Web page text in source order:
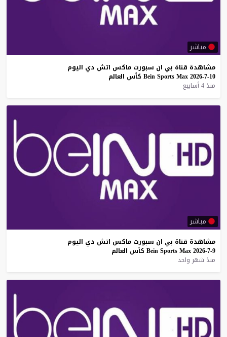
مباشر
مشاهدة قناة بي ان سبورت ماكس اتش دي اليوم
10-7-2026
Bein Sports Max كأس العالم
منذ 4 أسابيع
مباشر
مشاهدة قناة بي ان سبورت ماكس اتش دي اليوم
9-7-2026
Bein Sports Max كأس العالم
منذ شهر واحد